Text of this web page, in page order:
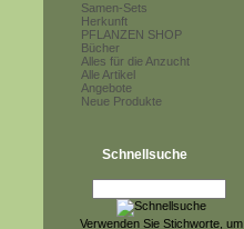
Samen-Sets
Herkunft
PFLANZEN SHOP
Bücher
Alles für die Anzucht
Alle Artikel
Angebote
Neue Produkte
Schnellsuche
Verwenden Sie Stichworte, um